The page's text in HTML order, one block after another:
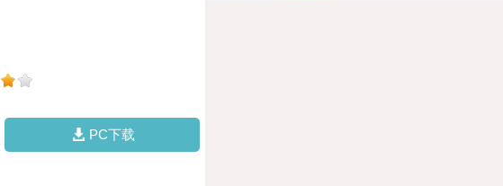
PC下载